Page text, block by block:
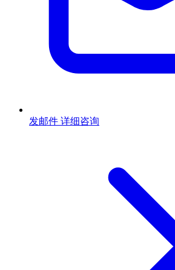
发邮件 详细咨询